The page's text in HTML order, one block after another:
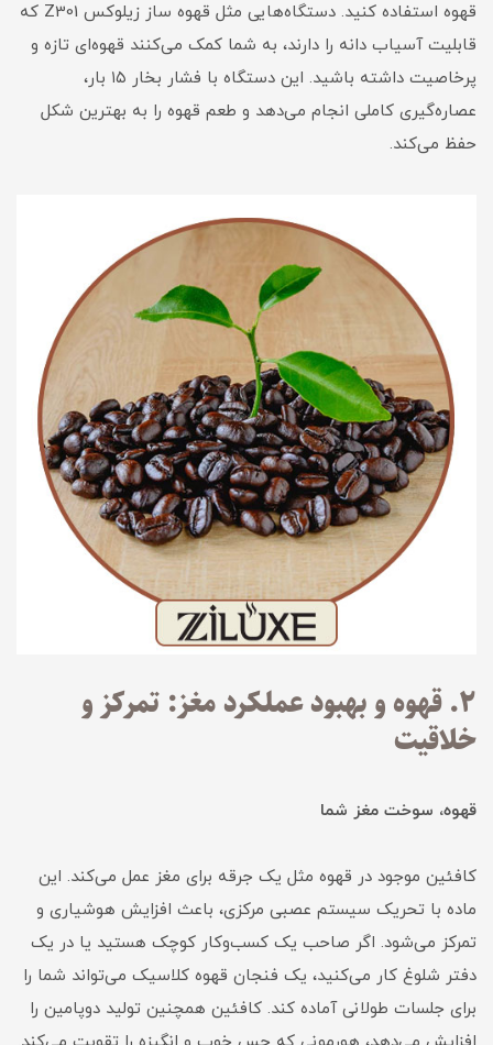
قهوه استفاده کنید. دستگاه‌هایی مثل قهوه ساز زیلوکس Z301 که
قابلیت آسیاب دانه را دارند، به شما کمک می‌کنند قهوه‌ای تازه و
پرخاصیت داشته باشید. این دستگاه با فشار بخار ۱۵ بار،
عصاره‌گیری کاملی انجام می‌دهد و طعم قهوه را به بهترین شکل
حفظ می‌کند.
۲. قهوه و بهبود عملکرد مغز: تمرکز و
خلاقیت
قهوه، سوخت مغز شما
کافئین موجود در قهوه مثل یک جرقه برای مغز عمل می‌کند. این
ماده با تحریک سیستم عصبی مرکزی، باعث افزایش هوشیاری و
تمرکز می‌شود. اگر صاحب یک کسب‌وکار کوچک هستید یا در یک
دفتر شلوغ کار می‌کنید، یک فنجان قهوه کلاسیک می‌تواند شما را
برای جلسات طولانی آماده کند. کافئین همچنین تولید دوپامین را